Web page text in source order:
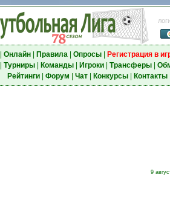
Онлайн| Правила| Опросы| Регистрация в
Турниры| Команды| Игроки| Трансферы|
Рейтинги| Форум Чат| Конкурсы| Контакты
9